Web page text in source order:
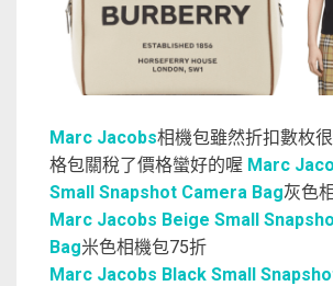
Marc Jacobs相機包雖然折扣數枚
格包關稅了價格蠻好的喔 Marc
Small Snapshot Camera Bag灰色
Marc Jacobs Beige Small
Bag米色相機包75折
Marc Jacobs Black Small